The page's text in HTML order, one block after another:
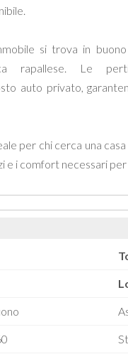
si trova in
rapallese. Le
auto privato,
per chi cerca una
e i comfort necessari